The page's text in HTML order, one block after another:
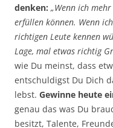
denken: „Wenn ich
erfüllen können. Wenn
richtigen Leute kennen
Lage, mal etwas richtig
wie Du meinst, dass
entschuldigst Du Dich
lebst. Gewinne heute
genau das was Du
besitzt, Talente,